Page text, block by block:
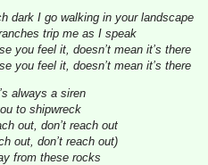
dark I go walking in your landscape
trip me as I speak
you feel it, doesn’t mean it’s there
you feel it, doesn’t mean it’s there
always a siren
to shipwreck
out, don’t reach out
out, don’t reach out)
from these rocks